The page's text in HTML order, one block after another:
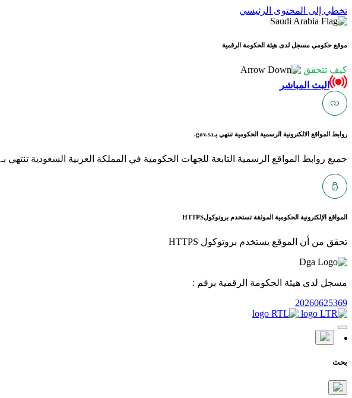
تخطي إلى المحتوى الرئيسي
موقع حكومي مسجل لدى هيئة الحكومة الرقمية
كيف تتحقق
البث المباشر
روابط المواقع الالكترونية الرسمية الحكومية تنتهي بـgov.sa.
جميع روابط المواقع الرسمية التابعة للجهات الحكومية في المملكة العربية السعودية تنتهي بـ gov.sa
المواقع الإلكترونية الحكومية الموثقة تستخدم بروتوكولHTTPS
تحقق من أن الموقع يستخدم بروتوكول HTTPS
مسجل لدى هيئة الحكومة الرقمية برقم :
20260625369
بحث